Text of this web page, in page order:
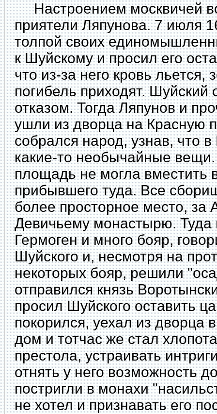
Настроением москвичей
приятели Ляпунова. 7 июля
толпой своих
к Шуйскому и просил его
что из-за него кровь
погибель приходят. Шуйский
отказом. Тогда Ляпунов и
ушли из дворца на Красную
собрался народ, узнав, что
какие-то необычайные
площадь не могла вместить
прибывшего туда. Все
более просторное место, за
Девичьему монастырю. Туда
Гермоген и много бояр,
Шуйского и, несмотря на
некоторых бояр, решили
отправился князь
просил Шуйского оставить
покорился, уехал из дворца
дом и тотчас же стал
престола, устраивать
отнять у него возможность
постригли в монахи
не хотел и признавать его